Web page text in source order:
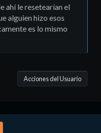
ahí le resetearían el
alguien hizo esos
es lo mismo
Acciones del Usuario